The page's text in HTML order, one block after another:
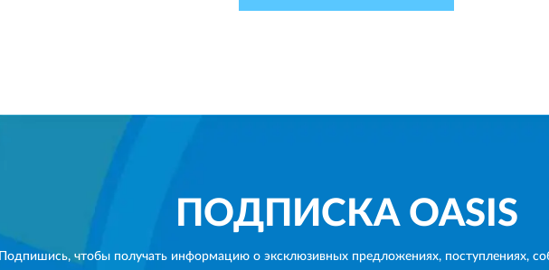
ПОДПИСКАOASIS
Подпишись, чтобы получать информацию о эксклюзивных предложениях,поступлениях,